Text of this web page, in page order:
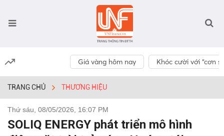
Giá vàng hôm nay Khóc cười với “cơn
TRANG CHỦ THƯƠNG HIỆU
Thứ sáu, 08/05/2026, 16:07 PM
SOLIQ ENERGY phát triển mô hình